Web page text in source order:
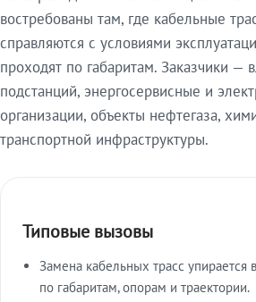
востребованы там, где кабельные
справляются с условиями
проходят по габаритам. Заказчики —
подстанций, энергосервисные и
организации, объекты нефтегаза,
транспортной инфраструктуры.
Типовые вызовы
Замена кабельных трасс упирается
по габаритам, опорам и траектории.